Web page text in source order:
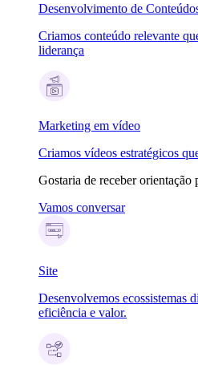
Desenvolvimento de
Criamos conteúdo relevante
liderança
Marketing em vídeo
Criamos vídeos estratégicos
Gostaria de receber orientação
Vamos conversar
Site
Desenvolvemos ecossistemas
eficiência e valor.